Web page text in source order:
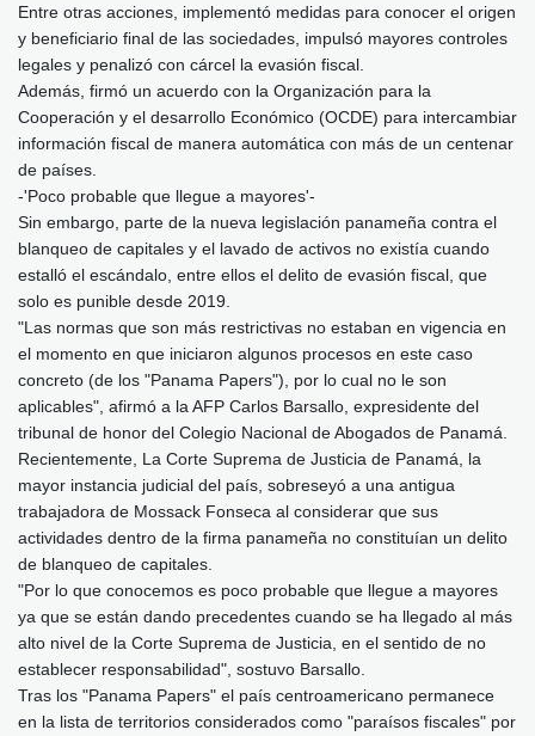
Entre otras acciones, implementó medidas para conocer el origen
y beneficiario final de las sociedades, impulsó mayores controles
legales y penalizó con cárcel la evasión fiscal.
Además, firmó un acuerdo con la Organización para la
Cooperación y el desarrollo Económico (OCDE) para intercambiar
información fiscal de manera automática con más de un centenar
de países.
-'Poco probable que llegue a mayores'-
Sin embargo, parte de la nueva legislación panameña contra el
blanqueo de capitales y el lavado de activos no existía cuando
estalló el escándalo, entre ellos el delito de evasión fiscal, que
solo es punible desde 2019.
"Las normas que son más restrictivas no estaban en vigencia en
el momento en que iniciaron algunos procesos en este caso
concreto (de los "Panama Papers"), por lo cual no le son
aplicables", afirmó a la AFP Carlos Barsallo, expresidente del
tribunal de honor del Colegio Nacional de Abogados de Panamá.
Recientemente, La Corte Suprema de Justicia de Panamá, la
mayor instancia judicial del país, sobreseyó a una antigua
trabajadora de Mossack Fonseca al considerar que sus
actividades dentro de la firma panameña no constituían un delito
de blanqueo de capitales.
"Por lo que conocemos es poco probable que llegue a mayores
ya que se están dando precedentes cuando se ha llegado al más
alto nivel de la Corte Suprema de Justicia, en el sentido de no
establecer responsabilidad", sostuvo Barsallo.
Tras los "Panama Papers" el país centroamericano permanece
en la lista de territorios considerados como "paraísos fiscales" por